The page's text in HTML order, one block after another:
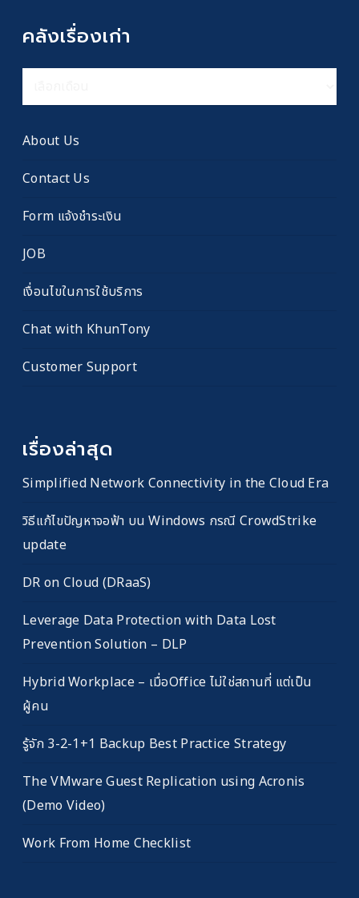
คลังเรื่องเก่า
เรื่อง
About Us
Contact Us
Form แจ้งชำระเงิน
JOB
เงื่อนไขในการใช้บริการ
Chat with KhunTony
Customer Support
เรื่องล่าสุด
Simplified Network Connectivity in the Cloud Era
วิธีแก้ไขปัญหาจอฟ้า บน Windows กรณี CrowdStrike
update
DR on Cloud (DRaaS)
Leverage Data Protection with Data Lost
Prevention Solution – DLP
Hybrid Workplace – เมื่อOffice ไม่ใช่สถานที่ แต่เป็น
ผู้คน
รู้จัก 3-2-1+1 Backup Best Practice Strategy
The VMware Guest Replication using Acronis
(Demo Video)
Work From Home Checklist